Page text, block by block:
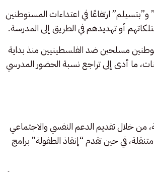
” و”بتسيلم” ارتفاعًا في اعتداءات المستوطنين
أو تهديدهم في الطريق إلى المدرسة.
أكثر من 500 حادثة اعتداء من مستوطنين مسلحين ضد الفلسطينيين منذ بداية
ما أدى إلى تراجع نسبة الحضور المدرسي
من خلال تقديم الدعم النفسي والاجتماعي
في حين تقدم “إنقاذ الطفولة” برامج